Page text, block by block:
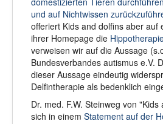
und auf Nichtwissen
offeriert Kids and dolfins aber auf
ihrer Homepage die
verweisen wir auf die Aussage
Bundesverbandes autismus e.V.
dieser Aussage eindeutig
Delfintherapie als bedenklich
Dr. med. F.W. Steinweg von
sich in einem Statement auf der